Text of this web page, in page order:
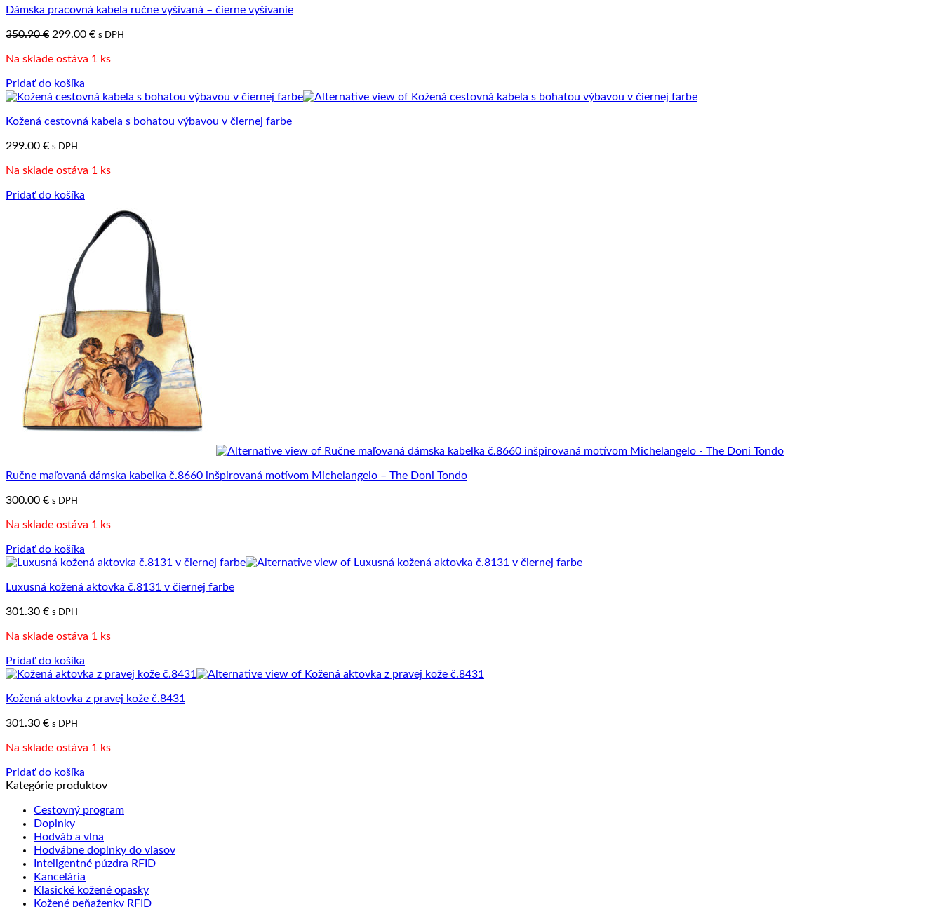
Dámska pracovná kabela ručne vyšívaná – čierne vyšívanie
350.90€ Pôvodná
bola:
299.00 €Aktuálna
je:
s DPH
Na sklade ostáva 1 ks
Pridať do košíka
Kožená cestovná kabela s bohatou výbavou v čiernej farbe
299.00 € s DPH
Na sklade ostáva 1 ks
Pridať do košíka
Ručne maľovaná dámska kabelka č.8660 inšpirovaná motívom Michelangelo – The Doni Tondo
300.00 € s DPH
Na sklade ostáva 1 ks
Pridať do košíka
Luxusná kožená aktovka č.8131 v čiernej farbe
301.30 € s DPH
Na sklade ostáva 1 ks
Pridať do košíka
Kožená aktovka z pravej kože č.8431
301.30 € s DPH
Na sklade ostáva 1 ks
Pridať do košíka
Kategórie produktov
Cestovný program
Doplnky
Hodváb a vlna
Hodvábne doplnky do vlasov
Inteligentné púzdra RFID
Kancelária
Klasické kožené opasky
Kožené peňaženky RFID